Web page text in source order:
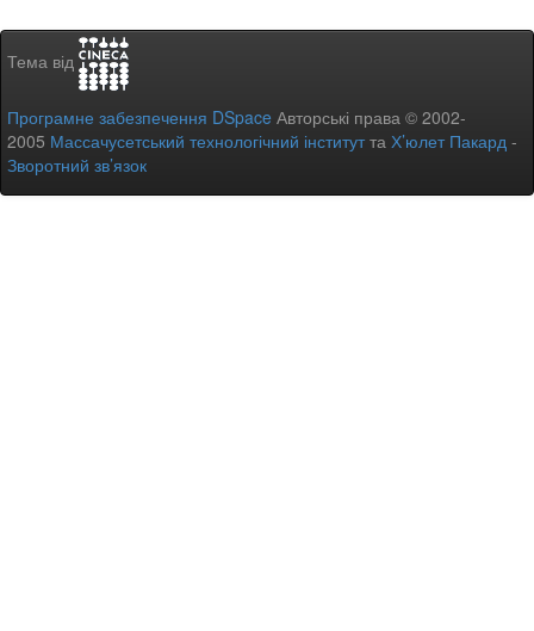
Тема від
Програмне забезпечення DSpace Авторські права © 2002-
2005 Массачусетський технологічний інститутта Х’юлет Пакард -
Зворотний зв’язок